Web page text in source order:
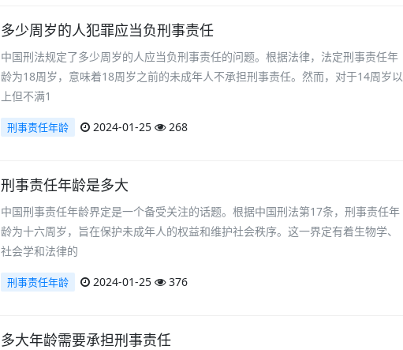
多少周岁的人犯罪应当负刑事责任
中国刑法规定了多少周岁的人应当负刑事责任的问题。根据法律，法定刑事责任年
龄为18周岁，意味着18周岁之前的未成年人不承担刑事责任。然而，对于14周岁以
上但不满1
刑事责任年龄 2024-01-25 268
刑事责任年龄是多大
中国刑事责任年龄界定是一个备受关注的话题。根据中国刑法第17条，刑事责任年
龄为十六周岁，旨在保护未成年人的权益和维护社会秩序。这一界定有着生物学、
社会学和法律的
刑事责任年龄 2024-01-25 376
多大年龄需要承担刑事责任